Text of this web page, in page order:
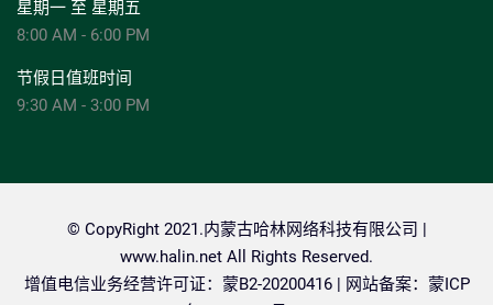
星期一 至 星期五
8:00 AM - 6:00 PM
节假日值班时间
9:30 AM - 3:00 PM
© CopyRight 2021.内蒙古哈林网络科技有限公司 |
www.halin.net All Rights Reserved.
增值电信业务经营许可证：蒙B2-20200416 | 网站备案： 蒙ICP